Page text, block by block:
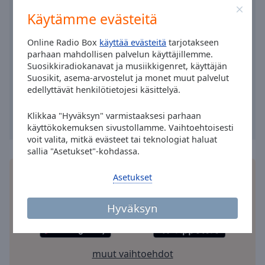
Käytämme evästeitä
Online Radio Box käyttää evästeitä tarjotakseen
parhaan mahdollisen palvelun käyttäjillemme.
Suosikkiradiokanavat ja musiikkigenret, käyttäjän
Suosikit, asema-arvostelut ja monet muut palvelut
edellyttävät henkilötietojesi käsittelyä.
Klikkaa "Hyväksyn" varmistaaksesi parhaan
käyttökokemuksen sivustollamme. Vaihtoehtoisesti
voit valita, mitkä evästeet tai teknologiat haluat
sallia "Asetukset"-kohdassa.
Hyväksyn
Asetukset
Background
Opacity
Family
Asenna ilmainen Online Radio Box
älypuhelimeesi ja kuuntele suosikkiradiokanaviasi
verkossa – missä tahansa oletkin!
muut vaihtoehdot